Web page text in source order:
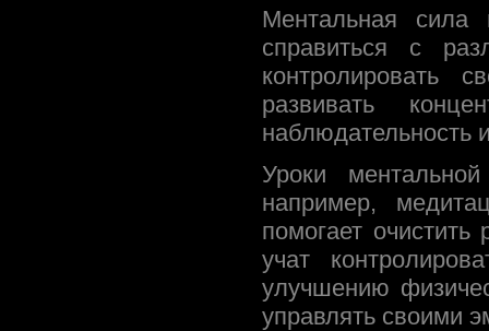
Ментальная
справиться с
контролировать
развивать
наблюдательность
Уроки
например,
помогает
учат
улучшению
управлять своими